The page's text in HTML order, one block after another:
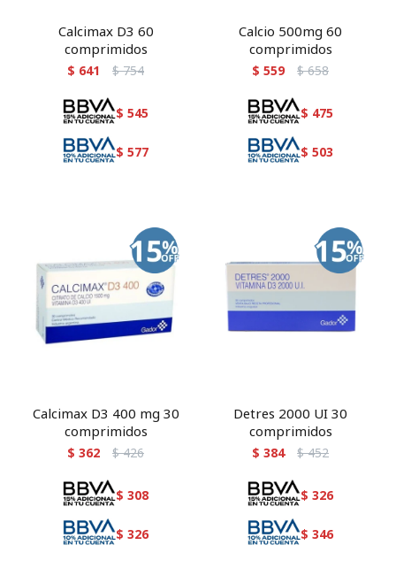
Calcimax D3 60
comprimidos
$ 641 $ 754
$ 545
$ 577
Calcio 500mg 60
comprimidos
$ 559 $ 658
$ 475
$ 503
Calcimax D3 400 mg 30
comprimidos
$ 362 $ 426
$ 308
$ 326
Detres 2000 UI 30
comprimidos
$ 384 $ 452
$ 326
$ 346